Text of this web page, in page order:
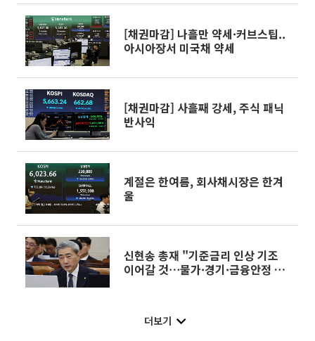
[채권마감] 나흘만 약세·커브스팁..
아시아장서 미국채 약세
[채권마감] 사흘째 강세, 주식 패닉
반사익
계절은 한여름, 회사채시장은 한겨
울
신현송 총재 "기준금리 인상 기조
이어갈 것⋯물가·경기·금융안정 보
더보기